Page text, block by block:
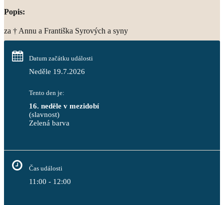
Popis:
za † Annu a Františka Syrových a syny
Datum začátku události
Neděle 19.7.2026
Tento den je:
16. neděle v mezidobí
(slavnost)
Zelená barva
Čas události
11:00 - 12:00